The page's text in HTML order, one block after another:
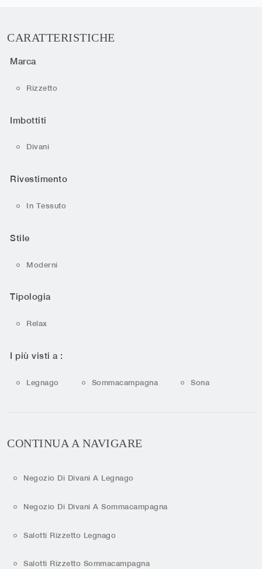
CARATTERISTICHE
Marca
Rizzetto
Imbottiti
Divani
Rivestimento
In Tessuto
Stile
Moderni
Tipologia
Relax
I più visti a :
Legnago Sommacampagna Sona
CONTINUA A NAVIGARE
Negozio Di Divani A Legnago
Negozio Di Divani A Sommacampagna
Salotti Rizzetto Legnago
Salotti Rizzetto Sommacampagna